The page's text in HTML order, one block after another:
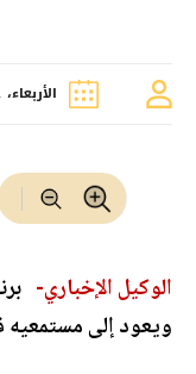
الأربعاء، 01-07-2026
الوكيل الإخباري-
ويعود إلى مستمعيه